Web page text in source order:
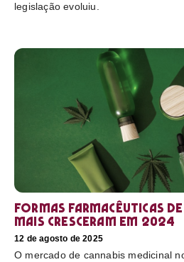
legislação evoluiu.
Formas farmacêuticas
mais cresceram em 2024
12 de agosto de 2025
O mercado de cannabis medicinal